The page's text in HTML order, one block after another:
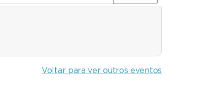
Voltar para ver outros eventos